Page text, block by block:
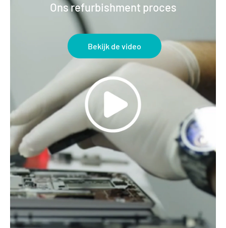
Ons refurbishment proces
Bekijk de video